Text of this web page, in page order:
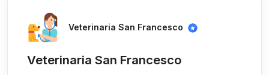
Veterinaria San Francesco
Veterinaria San Francesco